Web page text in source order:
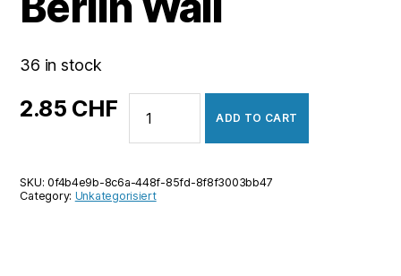
36 in stock
2.85 CHF
The
Berlin
quantity
ADD TO CART
SKU:0f4b4e9b-8c6a-448f-85fd-8f8f3003bb47
Category: Unkategorisiert